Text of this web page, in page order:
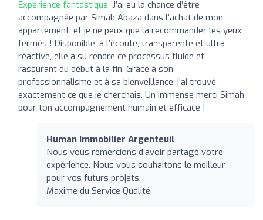
Expérience fantastique: J’ai eu la chance d’être
accompagnée par Simah Abaza dans l’achat de mon
appartement, et je ne peux que la recommander les yeux
fermés ! Disponible, à l’écoute, transparente et ultra
réactive, elle a su rendre ce processus fluide et
rassurant du début à la fin. Grâce à son
professionnalisme et à sa bienveillance, j’ai trouvé
exactement ce que je cherchais. Un immense merci Simah
pour ton accompagnement humain et efficace !
Human Immobilier Argenteuil
Nous vous remercions d'avoir partagé votre
expérience. Nous vous souhaitons le meilleur
pour vos futurs projets.
Maxime du Service Qualité